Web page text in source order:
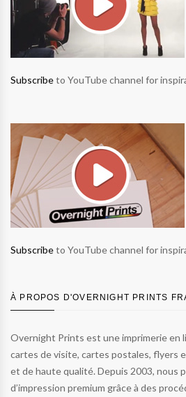
Subscribeto YouTube channel for
Subscribeto YouTube channel for
À PROPOS D'OVERNIGHT PRINTS
Overnight Prints est une imprimerie en
cartes de visite, cartes postales, flyers
et de haute qualité. Depuis 2003, nous
d’impression premium grâce à des